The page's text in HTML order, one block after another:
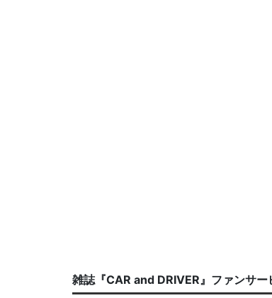
雑誌『CAR and DRIVER』ファンサー